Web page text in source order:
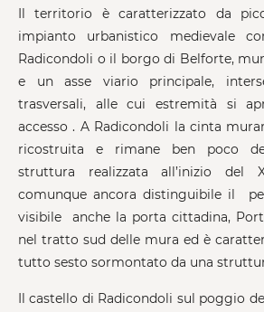
Il territorio è caratterizzato da
impianto urbanistico medievale
Radicondoli o il borgo di Belforte,
e un asse viario principale,
trasversali, alle cui estremità si
accesso . A Radicondoli la cinta
ricostruita e rimane ben poco
struttura realizzata all’inizio del
comunque ancora distinguibile il
visibile anche la porta cittadina,
nel tratto sud delle mura ed è
tutto sesto sormontato da una
Il castello di Radicondoli sul poggio